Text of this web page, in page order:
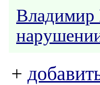
Владимир
+